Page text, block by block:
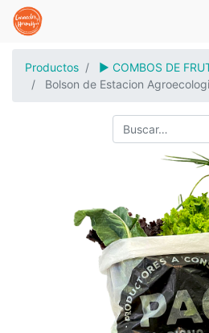
Productos
▶️ COMBOS DE
Bolson de Estacion